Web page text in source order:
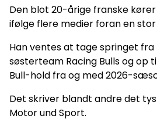
Den blot 20-årige franske
ifølge flere medier foran en
Han ventes at tage springet fra
søsterteam Racing Bulls og op
Bull-hold fra og med 2026-
Det skriver blandt andre det
Motor und Sport.